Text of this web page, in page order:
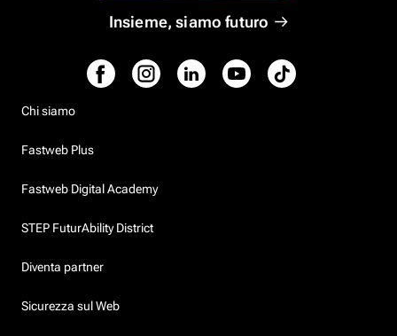
Insieme, siamo futuro
Chi siamo
Fastweb Plus
Fastweb Digital Academy
STEP FuturAbility District
Diventa partner
Sicurezza sul Web